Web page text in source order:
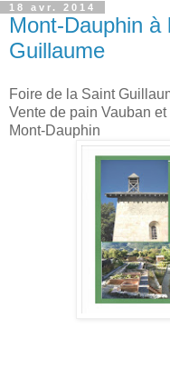
18 avr. 2014
Mont-Dauphin à
Guillaume
Foire de la Saint
Vente de pain Vauban
Mont-Dauphin